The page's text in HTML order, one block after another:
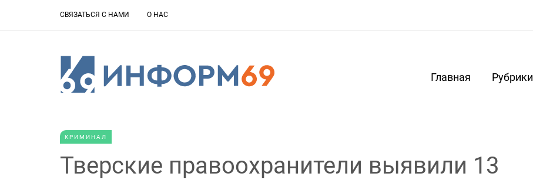
СВЯЗАТЬСЯ С НАМИ О НАС
Главная Рубрики
КРИМИНАЛ
Тверские правоохранители выявили 13